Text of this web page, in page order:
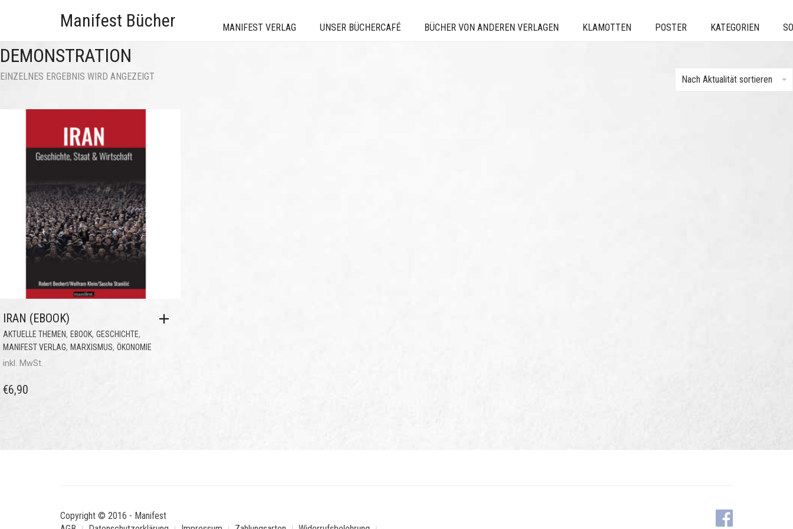
Manifest Bücher MANIFEST VERLAG UNSER BÜCHERCAFÉ BÜCHER VON ANDEREN VERLAGEN KLAMOTTEN POSTER KATEGORIEN
DEMONSTRATION
EINZELNES ERGEBNIS WIRD ANGEZEIGT Nach Aktualität sortieren
IRAN (EBOOK)
AKTUELLE THEMEN, EBOOK, GESCHICHTE,
MANIFEST VERLAG, MARXISMUS, ÖKONOMIE
inkl. MwSt.
€6,90
Copyright © 2016 - Manifest